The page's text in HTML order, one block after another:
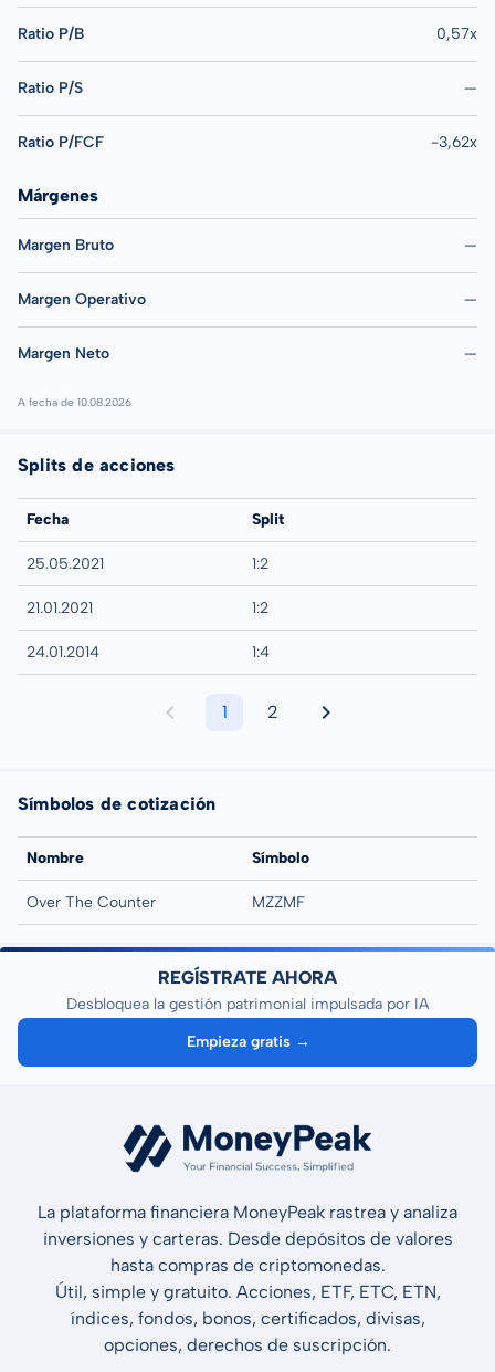
Ratio P/B 0,57x
Ratio P/S —
Ratio P/FCF -3,62x
Márgenes
Margen Bruto —
Margen Operativo —
Margen Neto —
A fecha de 10.08.2026
Splits de acciones
Fecha Split
25.05.2021 1:2
21.01.2021 1:2
24.01.2014 1:4
1 2
Símbolos de cotización
Nombre Símbolo
Over The Counter MZZMF
REGÍSTRATE AHORA
Desbloquea la gestión patrimonial impulsada por IA
Empieza gratis →
La plataforma financiera MoneyPeak rastrea y analiza
inversiones y carteras. Desde depósitos de valores
hasta compras de criptomonedas.
Útil, simple y gratuito. Acciones, ETF, ETC, ETN,
índices, fondos, bonos, certificados, divisas,
opciones, derechos de suscripción.